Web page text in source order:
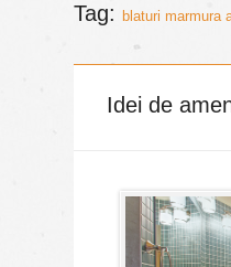
Tag: blaturi marmura
Idei de